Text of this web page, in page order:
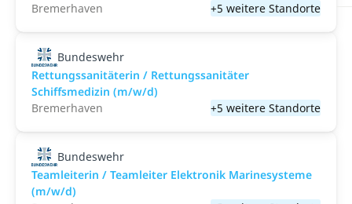
Bremerhaven
+5 weitere Standorte
Bundeswehr
Rettungssanitäterin / Rettungssanitäter
Schiffsmedizin (m/w/d)
Bremerhaven
+5 weitere Standorte
Bundeswehr
Teamleiterin / Teamleiter Elektronik Marinesysteme
(m/w/d)